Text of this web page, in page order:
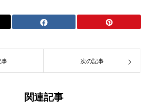
事 次の記事
関連記事